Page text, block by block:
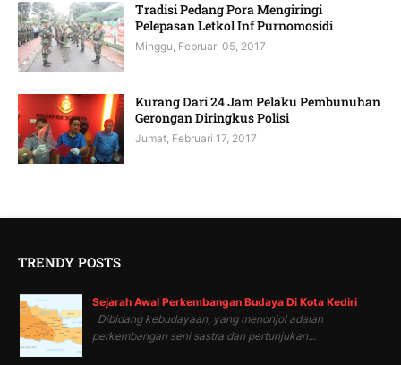
Tradisi Pedang Pora Mengiringi
Pelepasan Letkol Inf Purnomosidi
Minggu, Februari 05, 2017
Kurang Dari 24 Jam Pelaku Pembunuhan
Gerongan Diringkus Polisi
Jumat, Februari 17, 2017
TRENDY POSTS
Sejarah Awal Perkembangan Budaya Di Kota Kediri
Dibidang kebudayaan, yang menonjol adalah
perkembangan seni sastra dan pertunjukan...